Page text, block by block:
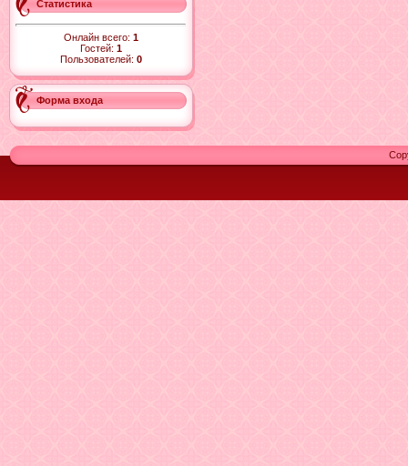
Статистика
Онлайн всего: 1
Гостей: 1
Пользователей: 0
Форма входа